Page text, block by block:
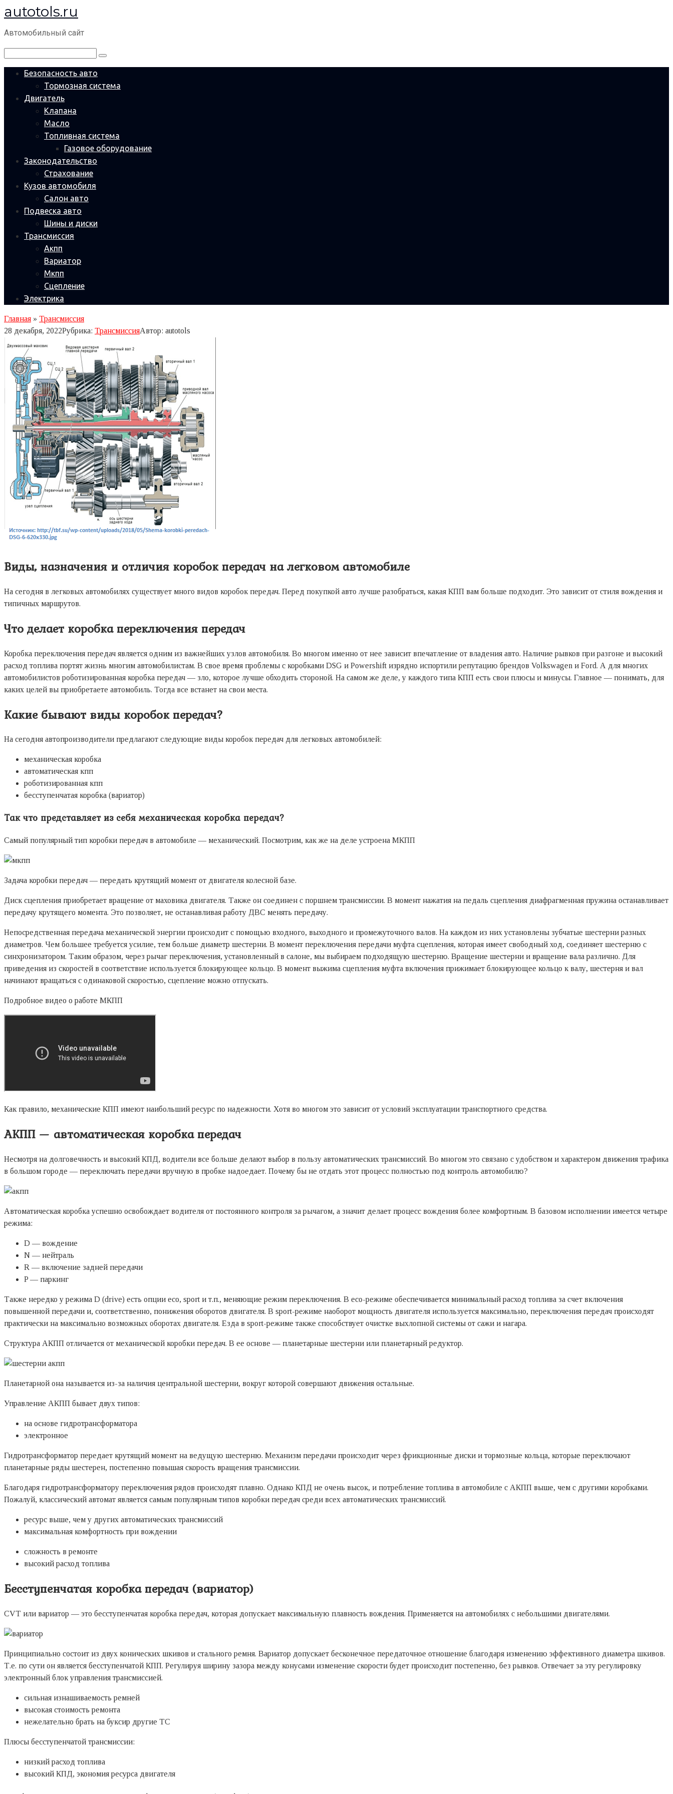
Перейти
к
контенту
autotols.ru
Автомобильный сайт
Безопасность авто
Тормозная система
Двигатель
Клапана
Масло
Топливная система
Газовое оборудование
Законодательство
Страхование
Кузов автомобиля
Салон авто
Подвеска авто
Шины и диски
Трансмиссия
Акпп
Вариатор
Мкпп
Сцепление
Электрика
Главная » Трансмиссия
28 декабря, 2022Рубрика: ТрансмиссияАвтор: autotols
Виды, назначения и отличия коробок передач на легковом автомобиле
На сегодня в легковых автомобилях существует много видов коробок передач. Перед покупкой авто лучше разобраться, какая КПП вам больше подходит. Это зависит от стиля вождения и
типичных маршрутов.
Что делает коробка переключения передач
Коробка переключения передач является одним из важнейших узлов автомобиля. Во многом именно от нее зависит впечатление от владения авто. Наличие рывков при разгоне и высокий
расход топлива портят жизнь многим автомобилистам. В свое время проблемы с коробками DSG и Powershift изрядно испортили репутацию брендов Volkswagen и Ford. А для многих
автомобилистов роботизированная коробка передач — зло, которое лучше обходить стороной. На самом же деле, у каждого типа КПП есть свои плюсы и минусы. Главное — понимать, для
каких целей вы приобретаете автомобиль. Тогда все встанет на свои места.
Какие бывают виды коробок передач?
На сегодня автопроизводители предлагают следующие виды коробок передач для легковых автомобилей:
механическая коробка
автоматическая кпп
роботизированная кпп
бесступенчатая коробка (вариатор)
Так что представляет из себя механическая коробка передач?
Самый популярный тип коробки передач в автомобиле — механический. Посмотрим, как же на деле устроена МКПП
Задача коробки передач — передать крутящий момент от двигателя колесной базе.
Диск сцепления приобретает вращение от маховика двигателя. Также он соединен с поршнем трансмиссии. В момент нажатия на педаль сцепления диафрагменная пружина останавливает
передачу крутящего момента. Это позволяет, не останавливая работу ДВС менять передачу.
Непосредственная передача механической энергии происходит с помощью входного, выходного и промежуточного валов. На каждом из них установлены зубчатые шестерни разных
диаметров. Чем большее требуется усилие, тем больше диаметр шестерни. В момент переключения передачи муфта сцепления, которая имеет свободный ход, соединяет шестерню с
синхронизатором. Таким образом, через рычаг переключения, установленный в салоне, мы выбираем подходящую шестерню. Вращение шестерни и вращение вала различно. Для
приведения из скоростей в соответствие используется блокирующее кольцо. В момент выжима сцепления муфта включения прижимает блокирующее кольцо к валу, шестерня и вал
начинают вращаться с одинаковой скоростью, сцепление можно отпускать.
Подробное видео о работе МКПП
Как правило, механические КПП имеют наибольший ресурс по надежности. Хотя во многом это зависит от условий эксплуатации транспортного средства.
АКПП — автоматическая коробка передач
Несмотря на долговечность и высокий КПД, водители все больше делают выбор в пользу автоматических трансмиссий. Во многом это связано с удобством и характером движения трафика
в большом городе — переключать передачи вручную в пробке надоедает. Почему бы не отдать этот процесс полностью под контроль автомобилю?
Автоматическая коробка успешно освобождает водителя от постоянного контроля за рычагом, а значит делает процесс вождения более комфортным. В базовом исполнении имеется четыре
режима:
D — вождение
N — нейтраль
R — включение задней передачи
P — паркинг
Также нередко у режима D (drive) есть опции eco, sport и т.п., меняющие режим переключения. В eco-режиме обеспечивается минимальный расход топлива за счет включения
повышенной передачи и, соответственно, понижения оборотов двигателя. В sport-режиме наоборот мощность двигателя используется максимально, переключения передач происходят
практически на максимально возможных оборотах двигателя. Езда в sport-режиме также способствует очистке выхлопной системы от сажи и нагара.
Структура АКПП отличается от механической коробки передач. В ее основе — планетарные шестерни или планетарный редуктор.
Планетарной она называется из-за наличия центральной шестерни, вокруг которой совершают движения остальные.
Управление АКПП бывает двух типов:
на основе гидротрансформатора
электронное
Гидротрансформатор передает крутящий момент на ведущую шестерню. Механизм передачи происходит через фрикционные диски и тормозные кольца, которые переключают
планетарные ряды шестерен, постепенно повышая скорость вращения трансмиссии.
Благодаря гидротрансформатору переключения рядов происходят плавно. Однако КПД не очень высок, и потребление топлива в автомобиле с АКПП выше, чем с другими коробками.
Пожалуй, классический автомат является самым популярным типов коробки передач среди всех автоматических трансмиссий.
ресурс выше, чем у других автоматических трансмиссий
максимальная комфортность при вождении
сложность в ремонте
высокий расход топлива
Бесступенчатая коробка передач (вариатор)
CVT или вариатор — это бесступенчатая коробка передач, которая допускает максимальную плавность вождения. Применяется на автомобилях с небольшими двигателями.
Принципиально состоит из двух конических шкивов и стального ремня. Вариатор допускает бесконечное передаточное отношение благодаря изменению эффективного диаметра шкивов.
Т.е. по сути он является бесступенчатой КПП. Регулируя ширину зазора между конусами изменение скорости будет происходит постепенно, без рывков. Отвечает за эту регулировку
электронный блок управления трансмиссией.
сильная изнашиваемость ремней
высокая стоимость ремонта
нежелательно брать на буксир другие ТС
Плюсы бесступенчатой трансмиссии:
низкий расход топлива
высокий КПД, экономия ресурса двигателя